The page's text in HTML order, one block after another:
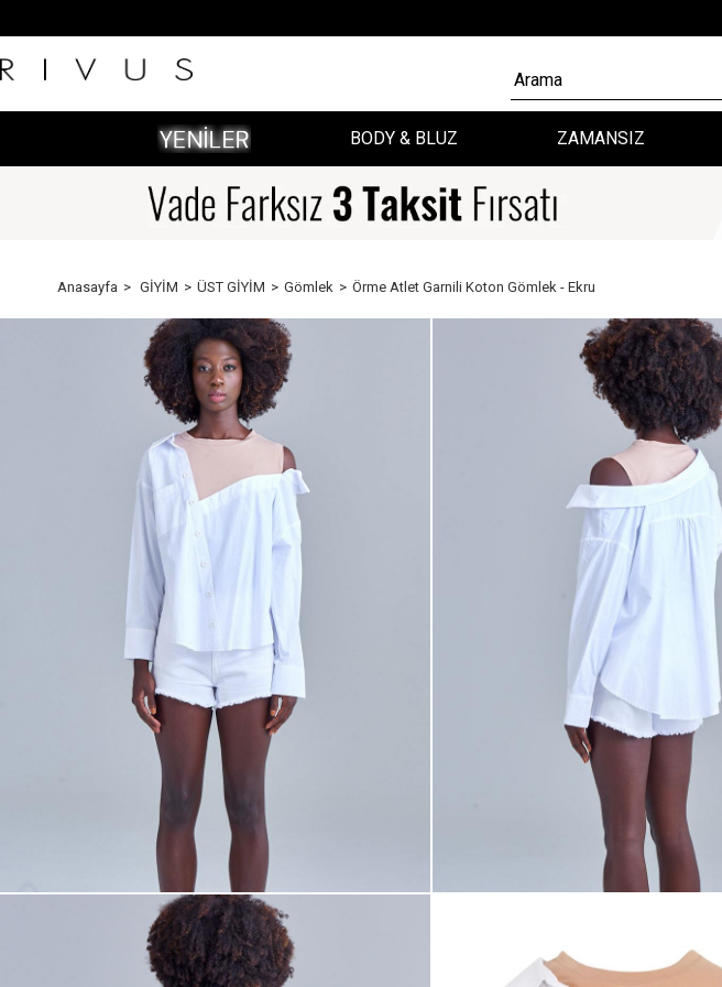
BODY & BLUZ ZAMANSIZ
Anasayfa GİYİM ÜST GİYİM Gömlek Örme Atlet Garnili Koton Gömlek - Ekru